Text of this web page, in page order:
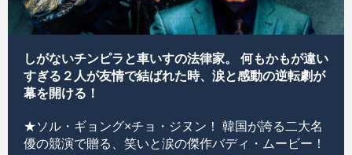
しがないチンピラと車いすの法律家。 何もかもが違い
すぎる２人が友情で結ばれた時、涙と感動の逆転劇が
幕を開ける！
★ソル・ギョング×チョ・ジヌン！ 韓国が誇る二大名
優の競演で贈る、笑いと涙の傑作バディ・ムービー！